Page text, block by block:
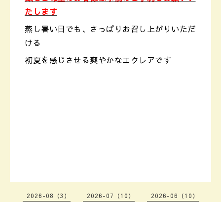
たします
蒸し暑い日でも、さっぱりお召し上がりいただ
ける
初夏を感じさせる爽やかなエクレアです
2026-08（3） 2026-07（10） 2026-06（10）